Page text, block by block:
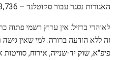
האגודות נסגר עבור סקוטלנד – 3,736 כרטיסים בלבד הוקצו.
זה ללא הודעה ברורה. למי שאין
פיפ"א, שוק יד-שנייה, אירוח, סוויטות